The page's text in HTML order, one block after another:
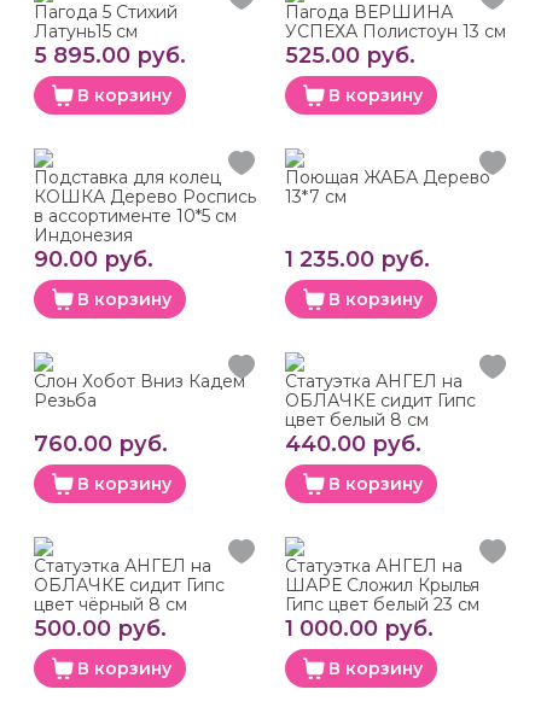
Пагода 5 Стихий
Латунь15 см
5 895.00 руб.
В корзину
Пагода ВЕРШИНА
УСПЕХА Полистоун 13 см
525.00 руб.
В корзину
Подставка для колец
КОШКА Дерево Роспись
в ассортименте 10*5 см
Индонезия
90.00 руб.
В корзину
Поющая ЖАБА Дерево
13*7 см
1 235.00 руб.
В корзину
Слон Хобот Вниз Кадем
Резьба
760.00 руб.
В корзину
Статуэтка АНГЕЛ на
ОБЛАЧКЕ сидит Гипс
цвет белый 8 см
440.00 руб.
В корзину
Статуэтка АНГЕЛ на
ОБЛАЧКЕ сидит Гипс
цвет чёрный 8 см
500.00 руб.
В корзину
Статуэтка АНГЕЛ на
ШАРЕ Сложил Крылья
Гипс цвет белый 23 см
1 000.00 руб.
В корзину